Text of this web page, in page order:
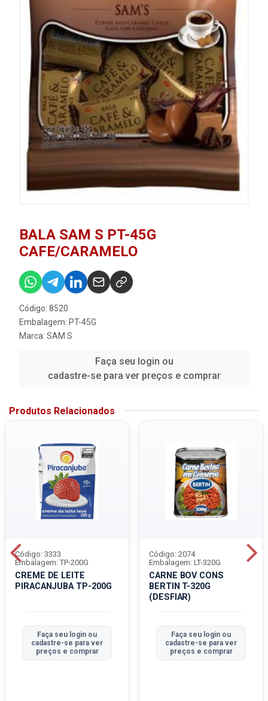
BALA SAM S PT-45G
CAFE/CARAMELO
Código: 8520
Embalagem: PT-45G
Marca: SAM S
Faça seu login ou
cadastre-se para ver preços e comprar
Produtos Relacionados
CREME DE LEITE
PIRACANJUBA TP-200G
Código: 3333
Embalagem: TP-200G
Faça seu login ou
cadastre-se para ver
preços e comprar
CARNE BOV CONS
BERTIN T-320G
(DESFIAR)
Código: 2074
Embalagem: LT-320G
Faça seu login ou
cadastre-se para ver
preços e comprar